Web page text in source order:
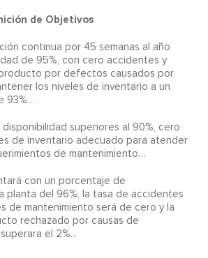
de Objetivos
continua por 45 semanas al año
de 95%, con cero accidentes y
por defectos causados por
los niveles de inventario a un
93%…
superiores al 90%, cero
de inventario adecuado para atender
de mantenimiento…
con un porcentaje de
planta del 96%, la tasa de accidentes
de mantenimiento será de cero y la
rechazado por causas de
el 2%...